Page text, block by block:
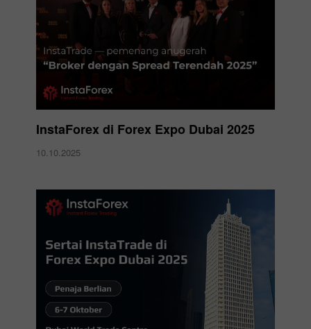
InstaForex di Forex Expo Dubai 2025
10.10.2025